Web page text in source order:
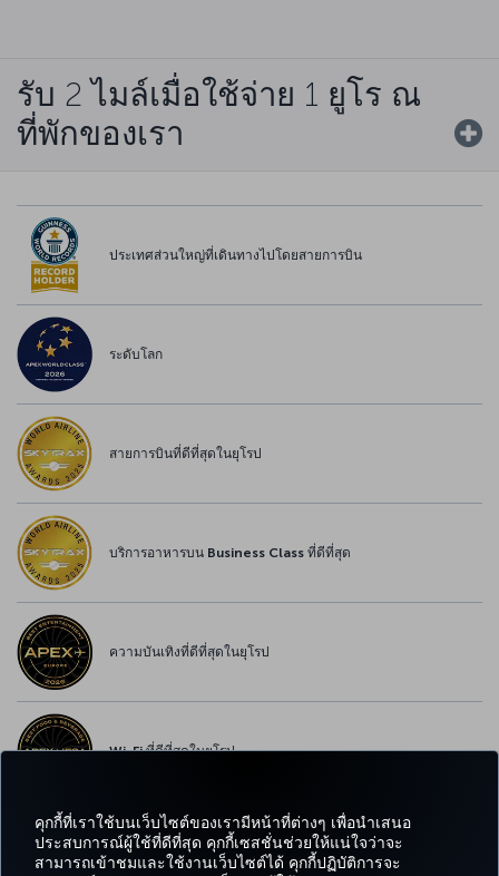
คุกกี้ที่เราใช้บนเว็บไซต์ของเรามีหน้าที่ต่างๆ เพื่อนำเสนอ
ประสบการณ์ผู้ใช้ที่ดีที่สุด คุกกี้เซสชั่นช่วยให้แน่ใจว่าจะ
สามารถเข้าชมและใช้งานเว็บไซต์ได้ คุกกี้ปฏิบัติการจะ
รับ 2 ไมล์เมื่อใช้จ่าย 1 ยูโร ณ
ที่พักของเรา
ประเทศส่วนใหญ่ที่เดินทางไปโดยสายการบิน
ระดับโลก
สายการบินที่ดีที่สุดในยุโรป
บริการอาหารบน Business Class ที่ดีที่สุด
ความบันเทิงที่ดีที่สุดในยุโรป
Wi-Fi ที่ดีที่สุดในยุโรป
Facebook
TwitterInstagram
YouTubeLinkedIn
Tiktokบล็อกพินเทอเรส